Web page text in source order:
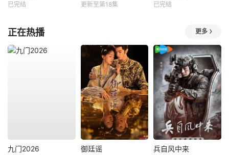
已完结 更新至第18集 已完结
正在热播 更多
九门2026 御廷谣 兵自风中来